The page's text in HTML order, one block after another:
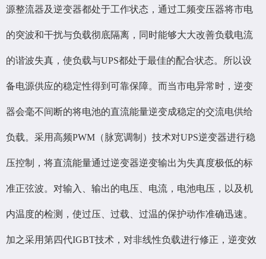
源整流器及逆变器都处于工作状态，通过工频变压器将市电
的突波和干扰与负载彻底隔离，同时能够大大改善负载电流
的谐波失真，使负载与UPS都处于最佳的配合状态。所以设
备电源供应的稳定性得到可靠保障。而当市电异常时，逆变
器会毫不间断的将电池的直流能量逆变成稳定的交流电供给
负载。采用高频PWM（脉宽调制）技术对UPS逆变器进行稳
压控制，将直流能量通过逆变器逆变输出为失真度极低的标
准正弦波。对输入 、输出的电压、电流，电池电压，以及机
内温度的检测，使过压、过载、过温的保护动作准确迅速。
加之采用第四代IGBT技术，对非线性负载进行修正，逆变效